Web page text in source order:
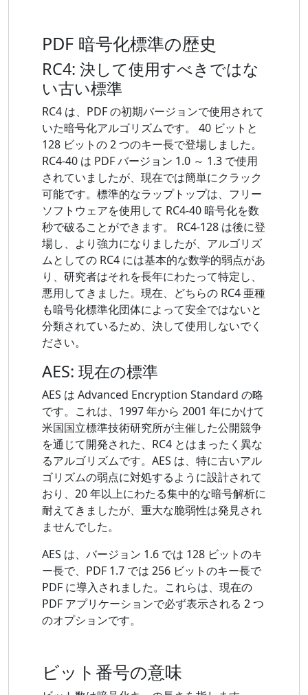
PDF 暗号化標準の歴史
RC4: 決して使用すべきではな
い古い標準
RC4 は、PDF の初期バージョンで使用されて
いた暗号化アルゴリズムです。 40 ビットと
128 ビットの 2 つのキー長で登場しました。
RC4-40 は PDF バージョン 1.0 ～ 1.3 で使用
されていましたが、現在では簡単にクラック
可能です。標準的なラップトップは、フリー
ソフトウェアを使用して RC4-40 暗号化を数
秒で破ることができます。 RC4-128 は後に登
場し、より強力になりましたが、アルゴリズ
ムとしての RC4 には基本的な数学的弱点があ
り、研究者はそれを長年にわたって特定し、
悪用してきました。現在、どちらの RC4 亜種
も暗号化標準化団体によって安全ではないと
分類されているため、決して使用しないでく
ださい。
AES: 現在の標準
AES は Advanced Encryption Standard の略
です。これは、1997 年から 2001 年にかけて
米国国立標準技術研究所が主催した公開競争
を通じて開発された、RC4 とはまったく異な
るアルゴリズムです。AES は、特に古いアル
ゴリズムの弱点に対処するように設計されて
おり、20 年以上にわたる集中的な暗号解析に
耐えてきましたが、重大な脆弱性は発見され
ませんでした。
AES は、バージョン 1.6 では 128 ビットのキ
ー長で、PDF 1.7 では 256 ビットのキー長で
PDF に導入されました。これらは、現在の
PDF アプリケーションで必ず表示される 2 つ
のオプションです。
ビット番号の意味